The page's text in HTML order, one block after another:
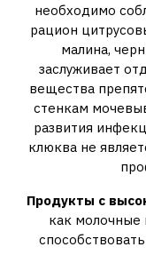
необходимо
рацион
малина,
заслуживает
вещества
стенкам
развития
клюква не
Продукты с
как молочные